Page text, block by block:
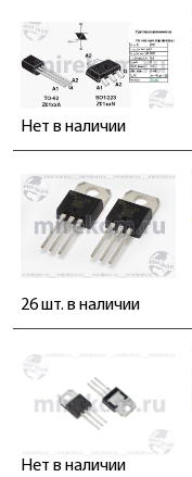
Нет в наличии
26 шт. в наличии
Нет в наличии